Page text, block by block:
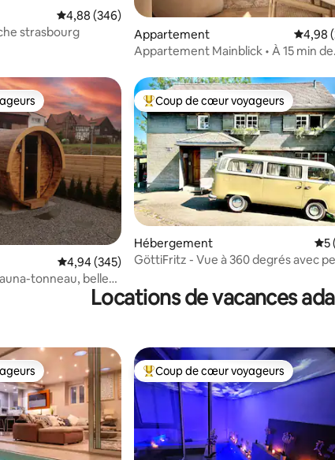
Évaluation moyenne sur la base de 346
4,88 (346)
strasbourg
Appartement
4,98
Appartement Mainblick • À 15 min de
Évaluation moyenne sur la base de 345
4,94 (345)
tonneau, belle
Coups de cœur voyageurs les plus
Coup de cœur voyageurs
Hébergement
5
GöttiFritz - Vue à 360 degrés avec
Locations de vacances
Coups de cœur voyageurs les plus
Coup de cœur voyageurs